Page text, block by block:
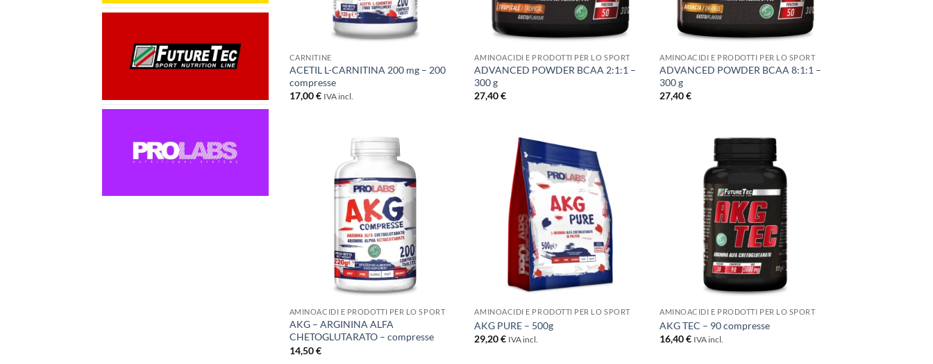
CARNITINE
ACETIL L-CARNITINA 200 mg – 200
compresse
17,00€ IVA incl.
+
AMINOACIDI E PRODOTTI PER LO SPORT
ADVANCED POWDER BCAA 2:1:1 –
300 g
27,40€
+
AMINOACIDI E PRODOTTI PER LO SPORT
ADVANCED POWDER BCAA 8:1:1 –
300 g
27,40€
AMINOACIDI E PRODOTTI PER LO SPORT
AKG – ARGININA ALFA
CHETOGLUTARATO – compresse
14,50€
AMINOACIDI E PRODOTTI PER LO SPORT
AKG PURE – 500g
29,20€ IVA incl.
AMINOACIDI E PRODOTTI PER LO SPORT
AKG TEC – 90 compresse
16,40€ IVA incl.